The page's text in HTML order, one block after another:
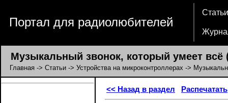
Портал для радиолюбителей
Статьи
Музыкальный звонок, который умеет всё
Главная -> Статьи -> Устройства на микроконтроллерах ->
<< Назад в раздел Распечатать